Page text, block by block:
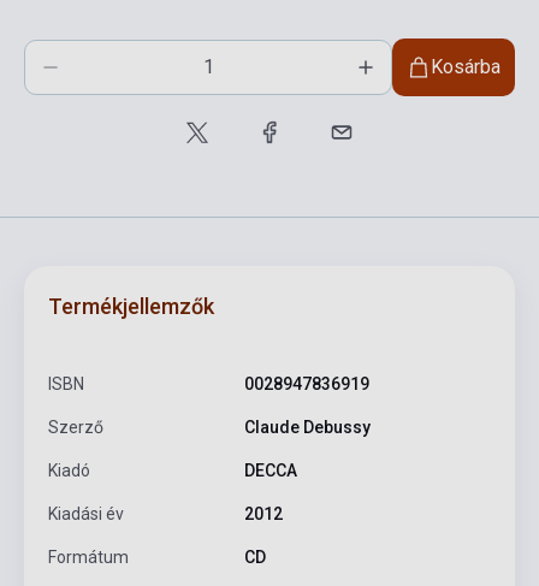
Kosárba
Termékjellemzők
ISBN 0028947836919
Szerző Claude Debussy
Kiadó DECCA
Kiadási év 2012
Formátum CD